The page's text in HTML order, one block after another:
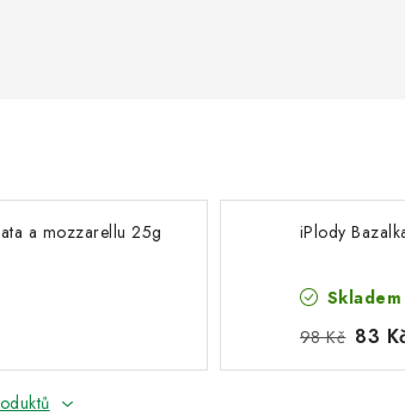
a mozzarellu 25g iPlody
Skladem
98 Kč 83